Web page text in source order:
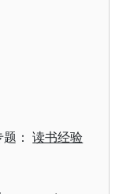
题：读书经验